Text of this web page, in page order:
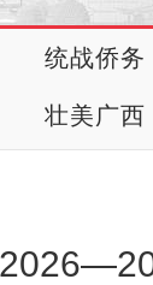
统战侨务
壮美广西